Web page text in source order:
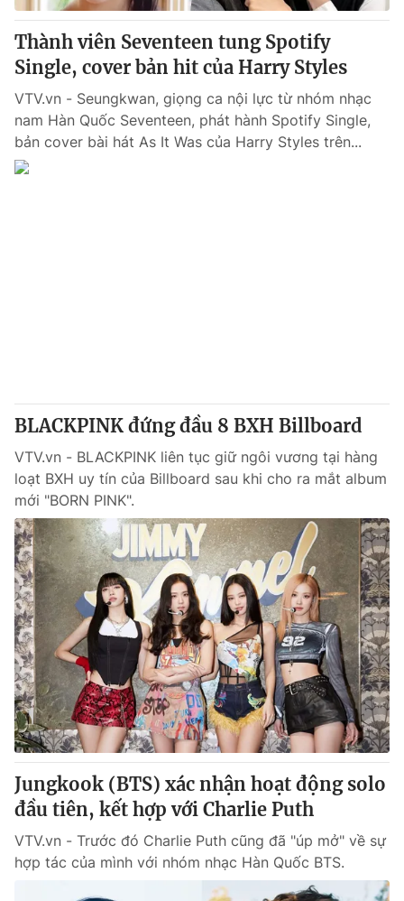
Thành viên Seventeen tung Spotify
Single, cover bản hit của Harry Styles
VTV.vn - Seungkwan, giọng ca nội lực từ nhóm nhạc
nam Hàn Quốc Seventeen, phát hành Spotify Single,
bản cover bài hát As It Was của Harry Styles trên...
BLACKPINK đứng đầu 8 BXH Billboard
VTV.vn - BLACKPINK liên tục giữ ngôi vương tại hàng
loạt BXH uy tín của Billboard sau khi cho ra mắt album
mới "BORN PINK".
Jungkook (BTS) xác nhận hoạt động solo
đầu tiên, kết hợp với Charlie Puth
VTV.vn - Trước đó Charlie Puth cũng đã "úp mở" về sự
hợp tác của mình với nhóm nhạc Hàn Quốc BTS.